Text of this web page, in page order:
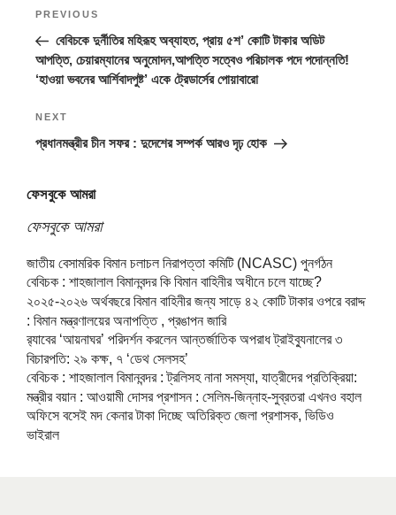
Previous
Post
PREVIOUS
বেবিচকে দুর্নীতির মহিরূহ অব্যাহত, প্রায় ৫শ’ কোটি টাকার অডিট
আপত্তি, চেয়ারম্যানের অনুমোদন,আপত্তি সত্বেও পরিচালক পদে পদোন্নতি!
‘হাওয়া ভবনের আর্শিবাদপুষ্ট’ একে ট্রেডার্সের পোয়াবারো
Next
Post
NEXT
প্রধানমন্ত্রীর চীন সফর : দুদেশের সম্পর্ক আরও দৃঢ় হোক
ফেসবুকে আমরা
ফেসবুকে আমরা
জাতীয় বেসামরিক বিমান চলাচল নিরাপত্তা কমিটি (NCASC) পুনর্গঠন
বেবিচক : শাহজালাল বিমানবন্দর কি বিমান বাহিনীর অধীনে চলে যাচ্ছে?
২০২৫-২০২৬ অর্থবছরে বিমান বাহিনীর জন্য সাড়ে ৪২ কোটি টাকার ওপরে বরাদ্দ
: বিমান মন্ত্রণালয়ের অনাপত্তি , প্রঙাপন জারি
র‍্যাবের ‘আয়নাঘর’ পরিদর্শন করলেন আন্তর্জাতিক অপরাধ ট্রাইব্যুনালের ৩
বিচারপতি: ২৯ কক্ষ, ৭ ‘ডেথ সেলসহ’
বেবিচক : শাহজালাল বিমানবন্দর : ট্রলিসহ নানা সমস্যা, যাত্রীদের প্রতিক্রিয়া:
মন্ত্রীর বয়ান : আওয়ামী দোসর প্রশাসন : সেলিম-জিন্নাহ-সুব্রতরা এখনও বহাল
অফিসে বসেই মদ কেনার টাকা দিচ্ছে অতিরিক্ত জেলা প্রশাসক, ভিডিও
ভাইরাল